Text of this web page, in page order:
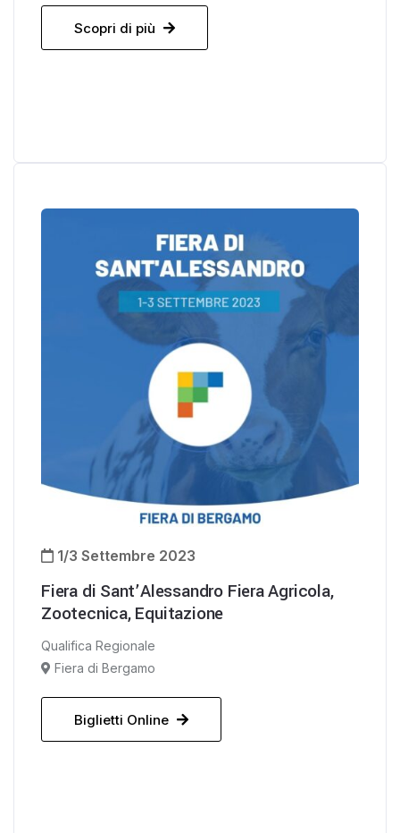
Scopri di più
1/3 Settembre 2023
Fiera di Sant’Alessandro Fiera Agricola,
Zootecnica, Equitazione
Qualifica Regionale
Fiera di Bergamo
Biglietti Online